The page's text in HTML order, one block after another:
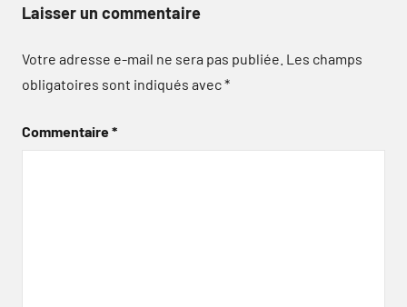
Laisser un commentaire
Votre adresse e-mail ne sera pas publiée. Les champs
obligatoires sont indiqués avec*
Commentaire*